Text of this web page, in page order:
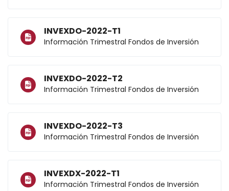
INVEXDO-2022-T1
Información Trimestral Fondos de Inversión
INVEXDO-2022-T2
Información Trimestral Fondos de Inversión
INVEXDO-2022-T3
Información Trimestral Fondos de Inversión
INVEXDX-2022-T1
Información Trimestral Fondos de Inversión